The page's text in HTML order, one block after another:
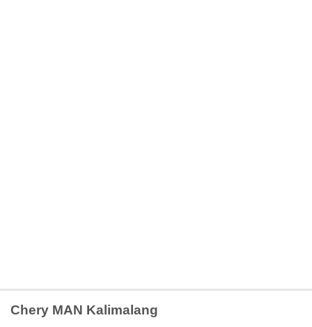
Chery MAN Kalimalang